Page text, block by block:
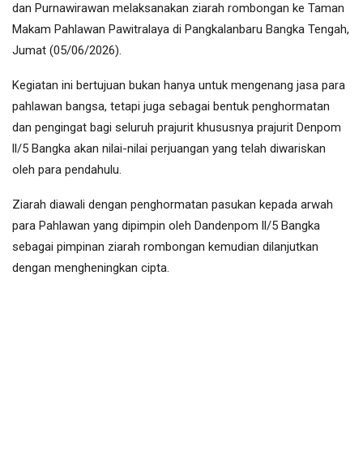
dan Purnawirawan melaksanakan ziarah rombongan ke Taman
Makam Pahlawan Pawitralaya di Pangkalanbaru Bangka Tengah,
Jumat (05/06/2026).
Kegiatan ini bertujuan bukan hanya untuk mengenang jasa para
pahlawan bangsa, tetapi juga sebagai bentuk penghormatan
dan pengingat bagi seluruh prajurit khususnya prajurit Denpom
ll/5 Bangka akan nilai-nilai perjuangan yang telah diwariskan
oleh para pendahulu.
Ziarah diawali dengan penghormatan pasukan kepada arwah
para Pahlawan yang dipimpin oleh Dandenpom ll/5 Bangka
sebagai pimpinan ziarah rombongan kemudian dilanjutkan
dengan mengheningkan cipta.